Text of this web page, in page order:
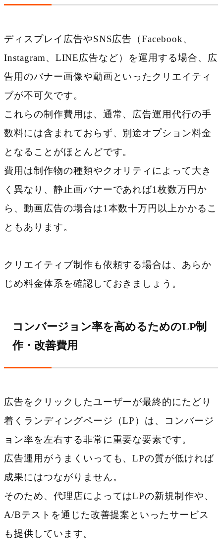
ディスプレイ広告やSNS広告（Facebook、
Instagram、LINE広告など）を運用する場合、広
告用のバナー画像や動画といったクリエイティ
ブが不可欠です。
これらの制作費用は、通常、広告運用代行の手
数料には含まれておらず、別途オプション料金
となることがほとんどです。
費用は制作物の種類やクオリティによって大き
く異なり、静止画バナーであれば1枚数万円か
ら、動画広告の場合は1本数十万円以上かかるこ
ともあります。
クリエイティブ制作も依頼する場合は、あらか
じめ料金体系を確認しておきましょう。
コンバージョン率を高めるためのLP制
作・改善費用
広告をクリックしたユーザーが最終的にたどり
着くランディングページ（LP）は、コンバージ
ョン率を左右する非常に重要な要素です。
広告運用がうまくいっても、LPの質が低ければ
成果にはつながりません。
そのため、代理店によってはLPの新規制作や、
A/Bテストを通じた改善提案といったサービス
も提供しています。